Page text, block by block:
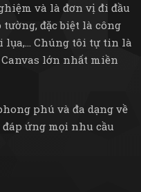
và là đơn vị đi đầu
đặc biệt là công
lụa,... Chúng tôi tự tin là
lớn nhất miền
phú và đa dạng về
ứng mọi nhu cầu